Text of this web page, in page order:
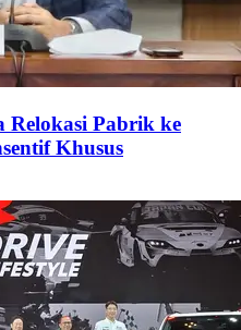
Relokasi Pabrik ke
Khusus